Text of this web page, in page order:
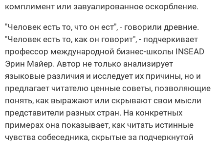
комплимент или завуалированное оскорбление.
"Человек есть то, что он ест", - говорили древние.
"Человек есть то, как он говорит", - подчеркивает
профессор международной бизнес-школы INSEAD
Эрин Майер. Автор не только анализирует
языковые различия и исследует их причины, но и
предлагает читателю ценные советы, позволяющие
понять, как выражают или скрывают свои мысли
представители разных стран. На конкретных
примерах она показывает, как читать истинные
чувства собеседника, скрытые за подчеркнутой